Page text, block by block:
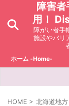
障害
用！
障がい者手
施設やバリ
ホーム -Home-
HOME > 北海道地方